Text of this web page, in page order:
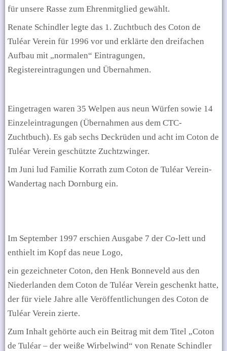
für unsere Rasse zum Ehrenmitglied gewählt.
Renate Schindler legte das 1. Zuchtbuch des Coton de
Tuléar Verein für 1996 vor und erklärte den dreifachen
Aufbau mit „normalen“ Eintragungen,
Registereintragungen und Übernahmen.
Eingetragen waren 35 Welpen aus neun Würfen sowie 14
Einzeleintragungen (Übernahmen aus dem CTC-
Zuchtbuch). Es gab sechs Deckrüden und acht im Coton de
Tuléar Verein geschützte Zuchtzwinger.
Im Juni lud Familie Korrath zum Coton de Tuléar Verein-
Wandertag nach Dornburg ein.
Im September 1997 erschien Ausgabe 7 der Co-lett und
enthielt im Kopf das neue Logo,
ein gezeichneter Coton, den Henk Bonneveld aus den
Niederlanden dem Coton de Tuléar Verein geschenkt hatte,
der für viele Jahre alle Veröffentlichungen des Coton de
Tuléar Verein zierte.
Zum Inhalt gehörte auch ein Beitrag mit dem Titel „Coton
de Tuléar – der weiße Wirbelwind“ von Renate Schindler